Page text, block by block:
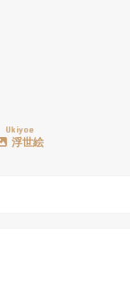
Ukiyoe
浮世絵